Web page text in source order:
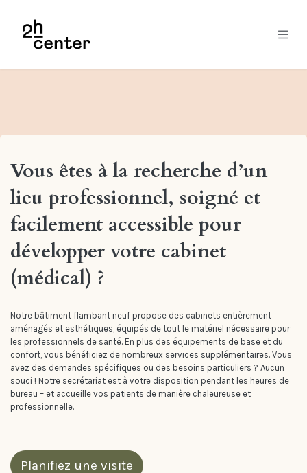
Vous êtes à la recherche d’un
lieu professionnel, soigné et
facilement accessible pour
développer votre cabinet
(médical) ?
Notre bâtiment flambant neuf propose des cabinets entièrement
aménagés et esthétiques, équipés de tout le matériel nécessaire pour
les professionnels de santé. En plus des équipements de base et du
confort, vous bénéficiez de nombreux services supplémentaires. Vous
avez des demandes spécifiques ou des besoins particuliers ? Aucun
souci ! Notre secrétariat est à votre disposition pendant les heures de
bureau – et accueille vos patients de manière chaleureuse et
professionnelle.
Planifiez une visite